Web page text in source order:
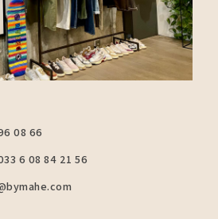
08 66
6 08 84 21 56